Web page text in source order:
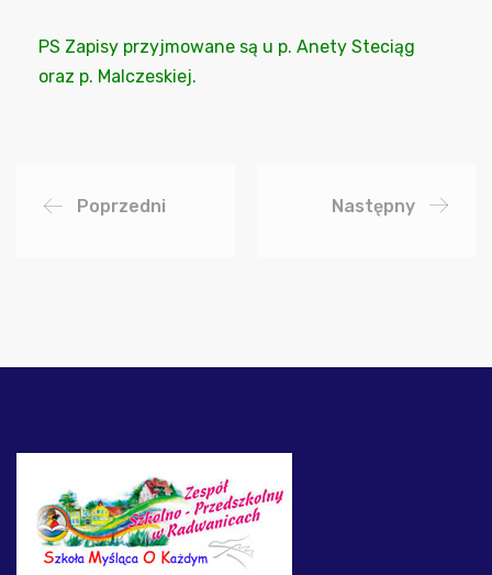
PS Zapisy przyjmowane są u p. Anety Steciąg
oraz p. Malczeskiej.
Poprzedni Następny